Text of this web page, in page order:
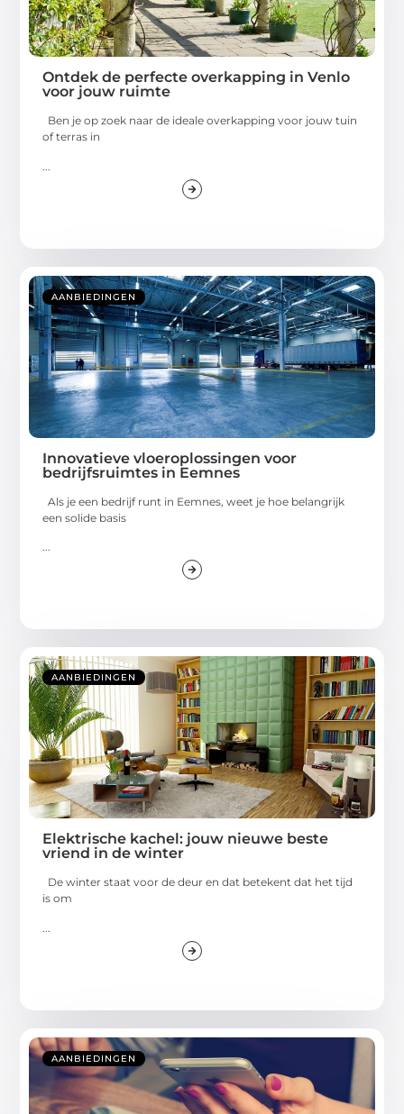
Ontdek de perfecte overkapping in Venlo
voor jouw ruimte
Ben je op zoek naar de ideale overkapping voor jouw tuin
of terras in
AANBIEDINGEN
Innovatieve vloeroplossingen voor
bedrijfsruimtes in Eemnes
Als je een bedrijf runt in Eemnes, weet je hoe belangrijk
een solide basis
...
AANBIEDINGEN
Elektrische kachel: jouw nieuwe beste
vriend in de winter
De winter staat voor de deur en dat betekent dat het tijd
is om
AANBIEDINGEN